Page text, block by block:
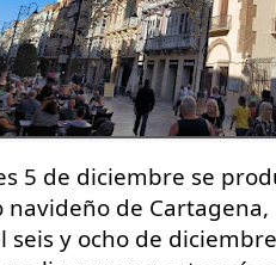
5 de diciembre se
navideño de
seis y ocho de